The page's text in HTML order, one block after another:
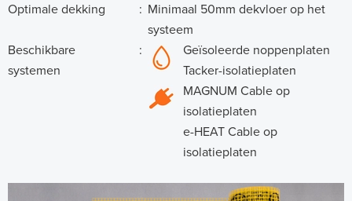
Optimale dekking
: Minimaal 50mm dekvloer op het
systeem
Beschikbare
systemen
:
Geïsoleerde noppenplaten
Tacker-isolatieplaten
MAGNUM Cable op
isolatieplaten
e-HEAT Cable op
isolatieplaten